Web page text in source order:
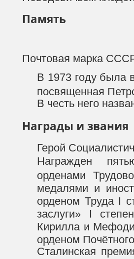
Память
Почтовая марка
В 1973 году была
посвященная
В честь него
Награды и звания
Герой
Награжден
орденами
медалями и
орденом Труда I
заслуги» I
Кирилла и
орденом
Сталинская